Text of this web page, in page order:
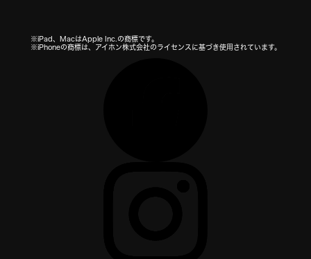
※iPad、MacはApple Inc.の商標です。
※iPhoneの商標は、アイホン株式会社のライセンスに基づき使用されています。